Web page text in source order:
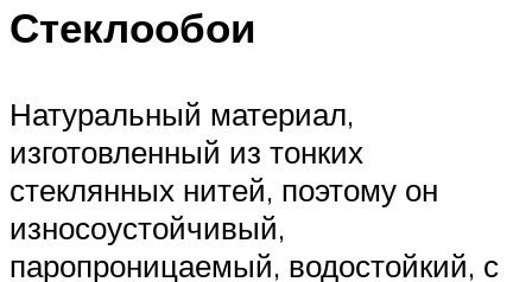
Стеклообои
Натуральный материал,
изготовленный из тонких
стеклянных нитей, поэтому он
износоустойчивый,
паропроницаемый, водостойкий, с